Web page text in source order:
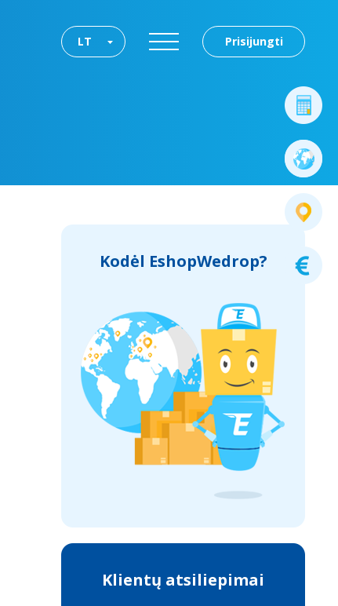
Prisijungti
LT
Kodėl EshopWedrop?
Klientų atsiliepimai